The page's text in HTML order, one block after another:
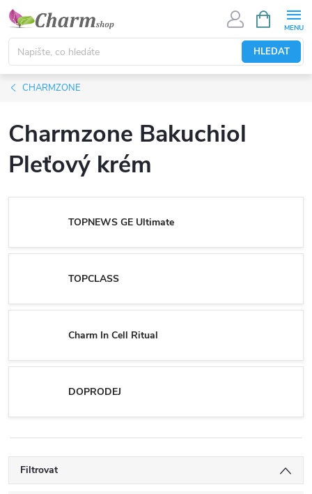
Přejít
obsah
HLEDAT
NÁKUPNÍ
KOŠÍK
CHARMZONE
Charmzone Bakuchiol
Pleťový krém
TOPNEWS GE Ultimate
TOPCLASS
Charm In Cell Ritual
DOPRODEJ
Filtrovat